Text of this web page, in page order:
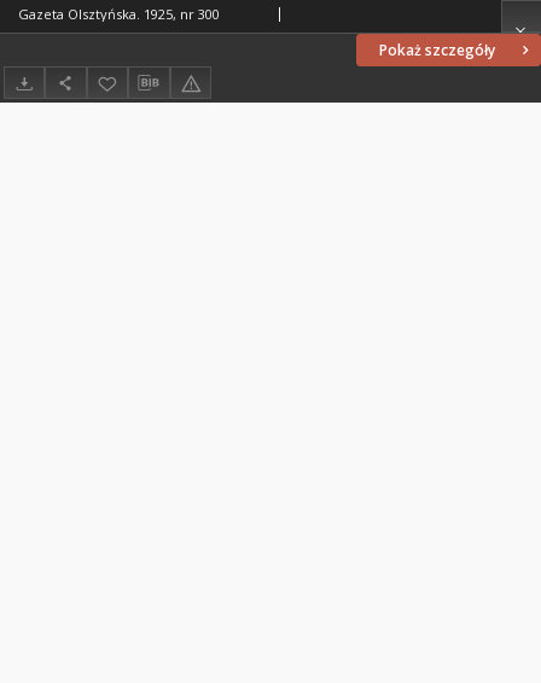
Pokaż szczegóły
Gazeta Olsztyńska. 1925, nr 300